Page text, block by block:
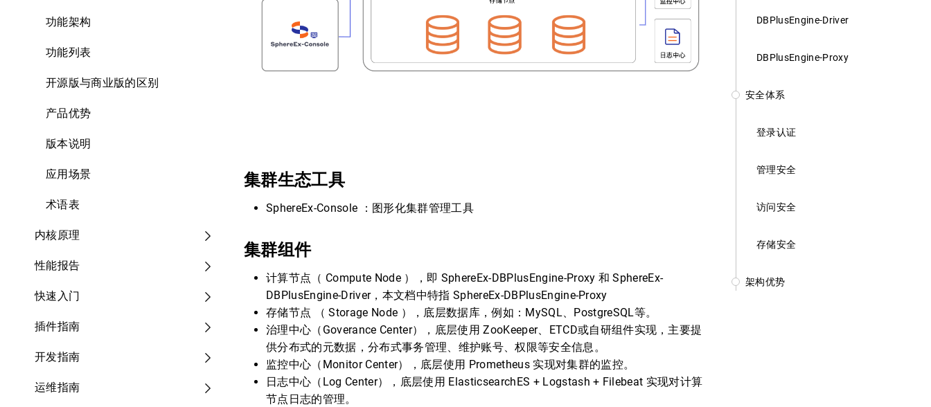
功能架构
功能列表
开源版与商业版的区别
产品优势
版本说明
应用场景
术语表
内核原理
性能报告
快速入门
插件指南
开发指南
运维指南
集群生态工具
SphereEx-Console ：图形化集群管理工具
集群组件
计算节点（ Compute Node ），即 SphereEx-DBPlusEngine-Proxy 和 SphereEx-
DBPlusEngine-Driver，本文档中特指 SphereEx-DBPlusEngine-Proxy
存储节点 （ Storage Node ），底层数据库，例如：MySQL、PostgreSQL等。
治理中心（Goverance Center），底层使用 ZooKeeper、ETCD或自研组件实现，主要提
供分布式的元数据，分布式事务管理、维护账号、权限等安全信息。
监控中心（Monitor Center），底层使用 Prometheus 实现对集群的监控。
日志中心（Log Center），底层使用 ElasticsearchES + Logstash + Filebeat 实现对计算
节点日志的管理。
DBPlusEngine-Driver
DBPlusEngine-Proxy
安全体系
登录认证
管理安全
访问安全
存储安全
架构优势